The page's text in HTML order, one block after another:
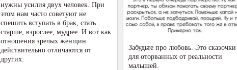
нужны усилия двух человек. При
этом нам часто советуют не
спешить вступать в брак, стать
старше, взрослее, мудрее. И вот как
отношения зрелых женщин
действительно отличаются от
других:
Забудьте про любовь. Это сказочки
для оторванных от реальности
малышей.